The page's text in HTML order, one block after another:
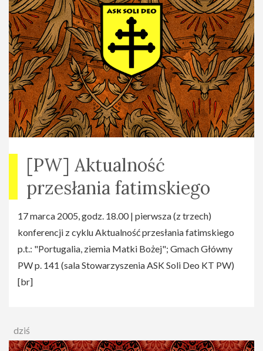
[PW] Aktualność
przesłania fatimskiego
17 marca 2005, godz. 18.00 | pierwsza (z trzech)
konferencji z cyklu Aktualność przesłania fatimskiego
p.t.: "Portugalia, ziemia Matki Bożej"; Gmach Główny
PW p. 141 (sala Stowarzyszenia ASK Soli Deo KT PW)
[br]
dziś